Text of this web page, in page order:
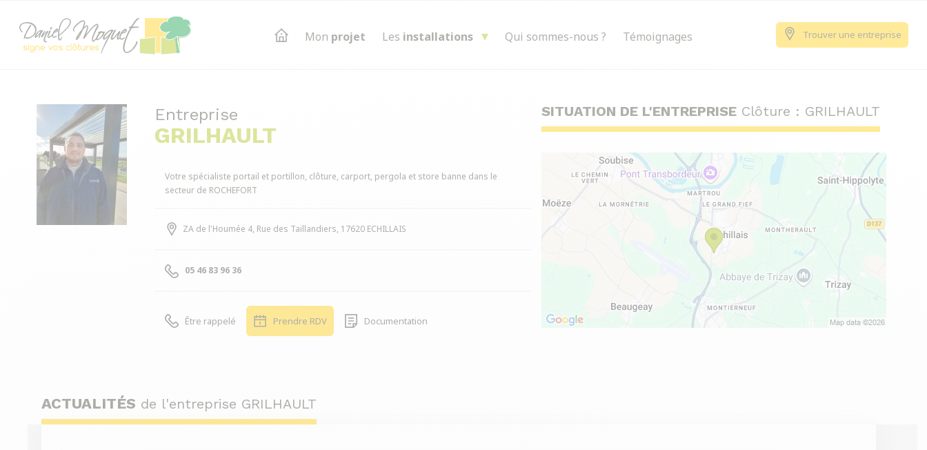
Mon projet Les installations Qui sommes-nous ? Témoignages Trouver une entreprise
Entreprise
GRILHAULT
Votre spécialiste portail et portillon, clôture, carport, pergola et store banne dans le
secteur de ROCHEFORT
ZA de l'Houmée 4, Rue des Taillandiers, 17620 ECHILLAIS
05 46 83 96 36
Être rappelé Prendre RDV Documentation
SITUATION DE L'ENTREPRISE Clôture : GRILHAULT
ACTUALITÉS de l'entreprise GRILHAULT